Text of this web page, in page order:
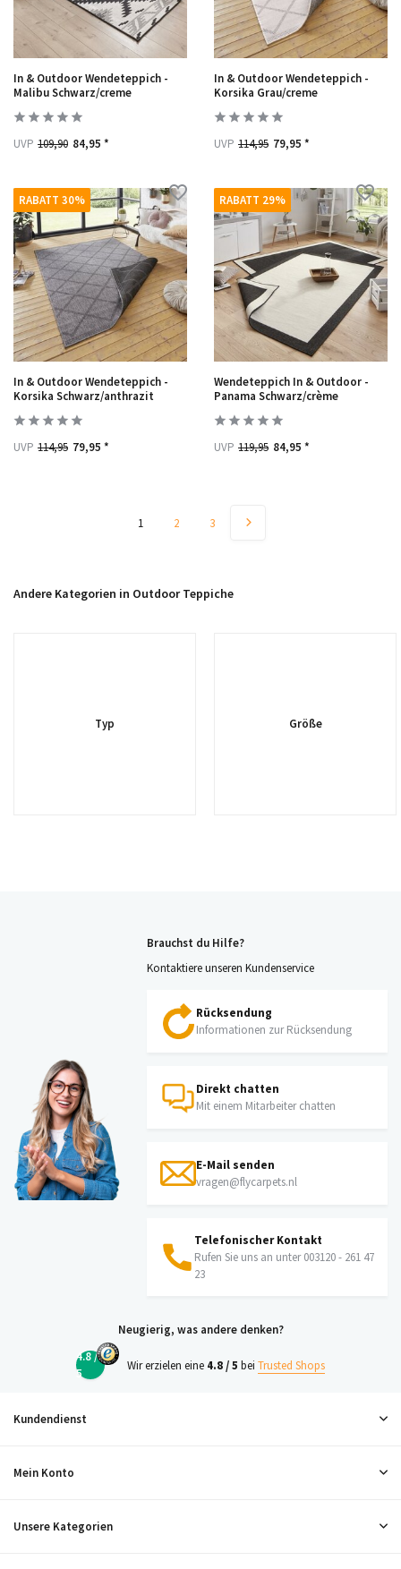
In & Outdoor Wendeteppich -
Malibu Schwarz/creme
UVP 109,90 84,95 *
In & Outdoor Wendeteppich -
Korsika Grau/creme
UVP 114,95 79,95 *
RABATT 30%
In & Outdoor Wendeteppich -
Korsika Schwarz/anthrazit
UVP 114,95 79,95 *
RABATT 29%
Wendeteppich In & Outdoor -
Panama Schwarz/crème
UVP 119,95 84,95 *
1 2 3
Andere Kategorien in Outdoor Teppiche
Typ Größe
Brauchst du Hilfe?
Kontaktiere unseren Kundenservice
Rücksendung
Informationen zur Rücksendung
Direkt chatten
Mit einem Mitarbeiter chatten
E-Mail senden
vragen@flycarpets.nl
Telefonischer Kontakt
Rufen Sie uns an unter 003120 - 261 47
23
Neugierig, was andere denken?
4.8 /
5
Wir erzielen eine 4.8 / 5 bei Trusted Shops
Kundendienst
Mein Konto
Unsere Kategorien